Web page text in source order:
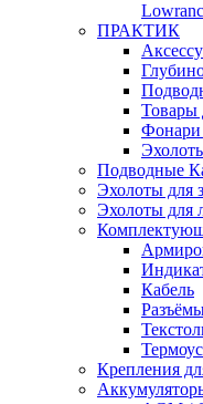
ПРАКТИК
Товары
Фонари
Подводные
Эхолоты для
Эхолоты для
Кабель
Крепления